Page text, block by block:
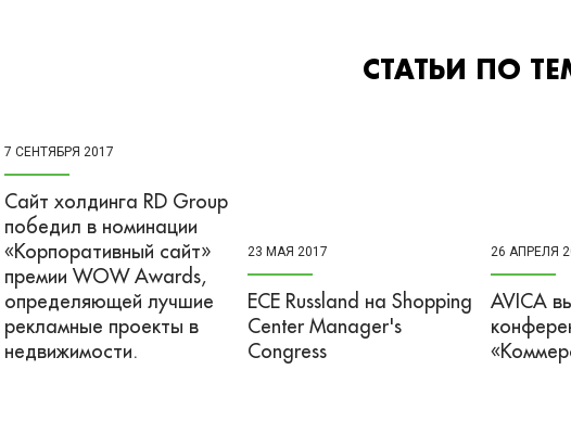
СТАТЬИ ПО
7 СЕНТЯБРЯ 2017
Сайт холдинга RD Group
победил в номинации
«Корпоративный сайт»
премии WOW Awards,
определяющей лучшие
рекламные проекты в
недвижимости.
23 МАЯ 2017
​ECE Russland на Shopping
Center Manager's
Congress
26 АПРЕЛЯ
AVICA